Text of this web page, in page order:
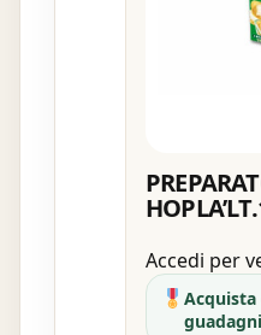
Accedi per